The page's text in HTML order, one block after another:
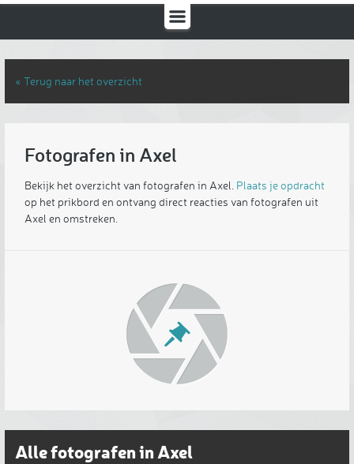
« Terug naar het overzicht
Fotografen in Axel
Bekijk het overzicht van fotografen in Axel. Plaats je opdracht
op het prikbord en ontvang direct reacties van fotografen uit
Axel en omstreken.
Alle fotografen in Axel